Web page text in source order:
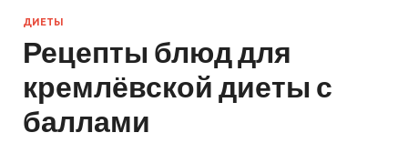
ДИЕТЫ
Рецепты блюд для
кремлёвской диеты с
баллами